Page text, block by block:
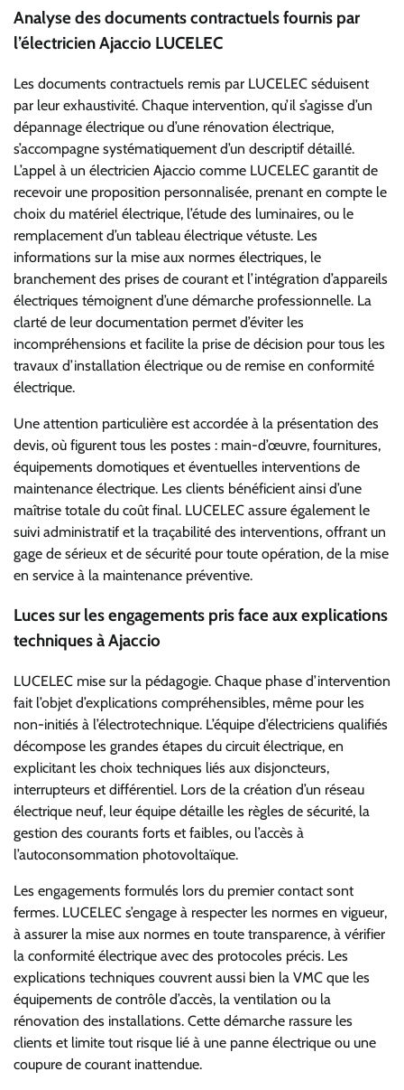
Analyse des documents contractuels fournis par
l’électricien Ajaccio LUCELEC
Les documents contractuels remis par LUCELEC séduisent
par leur exhaustivité. Chaque intervention, qu’il s’agisse d’un
dépannage électrique ou d’une rénovation électrique,
s’accompagne systématiquement d’un descriptif détaillé.
L’appel à un électricien Ajaccio comme LUCELEC garantit de
recevoir une proposition personnalisée, prenant en compte le
choix du matériel électrique, l’étude des luminaires, ou le
remplacement d’un tableau électrique vétuste. Les
informations sur la mise aux normes électriques, le
branchement des prises de courant et l’intégration d’appareils
électriques témoignent d’une démarche professionnelle. La
clarté de leur documentation permet d’éviter les
incompréhensions et facilite la prise de décision pour tous les
travaux d’installation électrique ou de remise en conformité
électrique.
Une attention particulière est accordée à la présentation des
devis, où figurent tous les postes : main-d’œuvre, fournitures,
équipements domotiques et éventuelles interventions de
maintenance électrique. Les clients bénéficient ainsi d’une
maîtrise totale du coût final. LUCELEC assure également le
suivi administratif et la traçabilité des interventions, offrant un
gage de sérieux et de sécurité pour toute opération, de la mise
en service à la maintenance préventive.
Luces sur les engagements pris face aux explications
techniques à Ajaccio
LUCELEC mise sur la pédagogie. Chaque phase d’intervention
fait l’objet d’explications compréhensibles, même pour les
non-initiés à l’électrotechnique. L’équipe d’électriciens qualifiés
décompose les grandes étapes du circuit électrique, en
explicitant les choix techniques liés aux disjoncteurs,
interrupteurs et différentiel. Lors de la création d’un réseau
électrique neuf, leur équipe détaille les règles de sécurité, la
gestion des courants forts et faibles, ou l’accès à
l’autoconsommation photovoltaïque.
Les engagements formulés lors du premier contact sont
fermes. LUCELEC s’engage à respecter les normes en vigueur,
à assurer la mise aux normes en toute transparence, à vérifier
la conformité électrique avec des protocoles précis. Les
explications techniques couvrent aussi bien la VMC que les
équipements de contrôle d’accès, la ventilation ou la
rénovation des installations. Cette démarche rassure les
clients et limite tout risque lié à une panne électrique ou une
coupure de courant inattendue.